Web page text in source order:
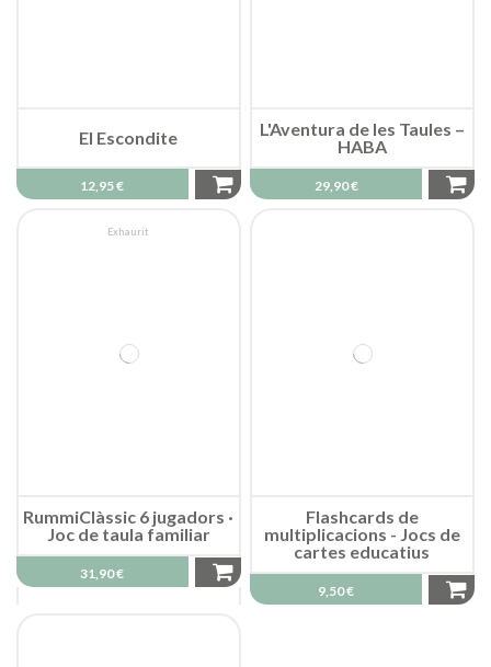
El Escondite
12,95 €
L'Aventura de les Taules –
HABA
29,90 €
Exhaurit
RummiClàssic 6 jugadors ·
Joc de taula familiar
31,90 €
Flashcards de
multiplicacions - Jocs de
cartes educatius
9,50 €